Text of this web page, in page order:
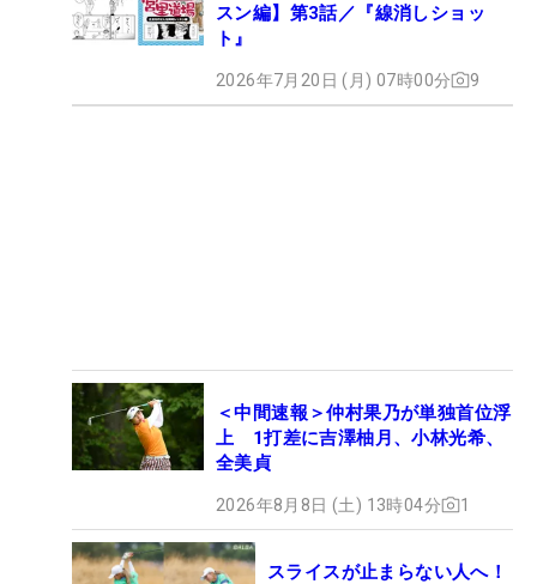
スン編】第3話／『線消しショッ
ト』
2026年7月20日 (月) 07時00分 9
＜中間速報＞仲村果乃が単独首位浮
上 1打差に吉澤柚月、小林光希、
全美貞
2026年8月8日 (土) 13時04分 1
スライスが止まらない人へ！